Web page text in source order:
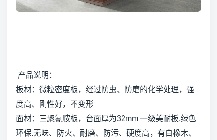
产品说明：
板材：微粒密度板，经过防虫、防磨的化学处理，强
度高、刚性好，不变形
面材：三聚氰胺板，台面厚为32mm,一级美耐板,绿色
环保.无味、防火、耐磨、防污、硬度高，有白橡木、